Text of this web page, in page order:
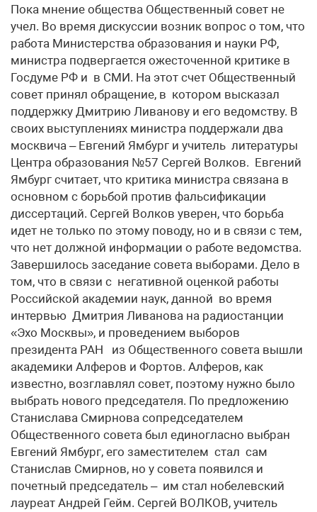
Пока мнение общества Общественный совет не
учел. Во время дискуссии возник вопрос о том, что
работа Министерства образования и науки РФ,
министра подвергается ожесточенной критике в
Госдуме РФ и в СМИ. На этот счет Общественный
совет принял обращение, в котором высказал
поддержку Дмитрию Ливанову и его ведомству. В
своих выступлениях министра поддержали два
москвича – Евгений Ямбург и учитель литературы
Центра образования №57 Сергей Волков. Евгений
Ямбург считает, что критика министра связана в
основном с борьбой против фальсификации
диссертаций. Сергей Волков уверен, что борьба
идет не только по этому поводу, но и в связи с тем,
что нет должной информации о работе ведомства.
Завершилось заседание совета выборами. Дело в
том, что в связи с негативной оценкой работы
Российской академии наук, данной во время
интервью Дмитрия Ливанова на радиостанции
«Эхо Москвы», и проведением выборов
президента РАН из Общественного совета вышли
академики Алферов и Фортов. Алферов, как
известно, возглавлял совет, поэтому нужно было
выбрать нового председателя. По предложению
Станислава Смирнова сопредседателем
Общественного совета был единогласно выбран
Евгений Ямбург, его заместителем стал сам
Станислав Смирнов, но у совета появился и
почетный председатель – им стал нобелевский
лауреат Андрей Гейм. Сергей ВОЛКОВ, учитель